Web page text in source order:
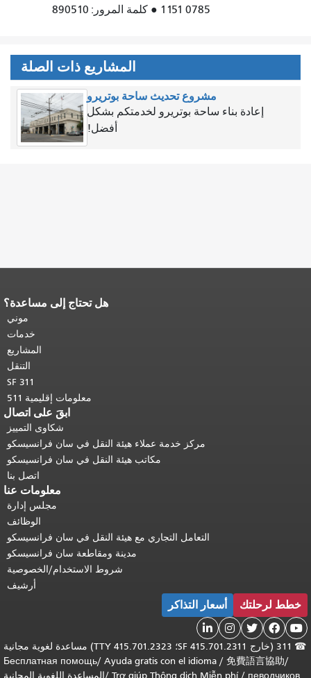
0785 1151 ● كلمة المرور: 890510
المشاريع ذات الصلة
مشروع تحديث ساحة بوتريرو
إعادة بناء ساحة بوتريرو لخدمتكم بشكل
أفضل!
هل تحتاج إلى مساعدة؟
موني
خدمات
المشاريع
التنقل
SF 311
معلومات إقليمية 511
ابقَ على اتصال
شكاوى التمييز
مركز خدمة عملاء هيئة النقل في سان فرانسيسكو
مكاتب هيئة النقل في سان فرانسيسكو
اتصل بنا
معلومات عنا
مجلس إدارة
الوظائف
التعامل التجاري مع هيئة النقل في سان فرانسيسكو
مدينة ومقاطعة سان فرانسيسكو
شروط الاستخدام/الخصوصية
أرشيف
خطط لرحلتك أسعار التذاكر





☎
311 (خارج SF 415.701.2311؛ TTY 415.701.2323) مساعدة لغوية مجانية
/
免費語言協助
/
Ayuda gratis con el idioma
/
Бесплатная помощь
певодчиков
/
Trợ giúp Thông dịch Miễn phí
/المساعدة اللغوية المجانية